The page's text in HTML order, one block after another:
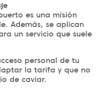
es una misión
Además, se aplican
un servicio que suele
personal de tu
la tarifa y que no
de caviar.